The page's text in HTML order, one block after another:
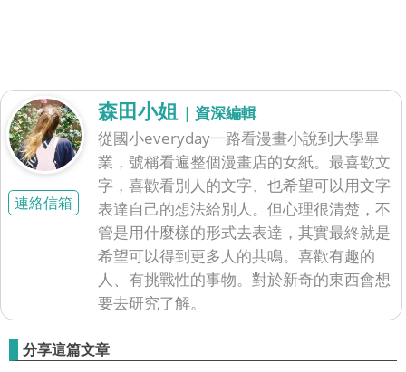
連絡信箱
森田小姐 | 資深編輯
從國小everyday一路看漫畫小說到大學畢
業，號稱看遍整個漫畫店的女紙。最喜歡文
字，喜歡看別人的文字、也希望可以用文字
表達自己的想法給別人。但心理很清楚，不
管是用什麼樣的形式去表達，其實最終就是
希望可以得到更多人的共鳴。喜歡有趣的
人、有挑戰性的事物。對於新奇的東西會想
要去研究了解。
分享這篇文章